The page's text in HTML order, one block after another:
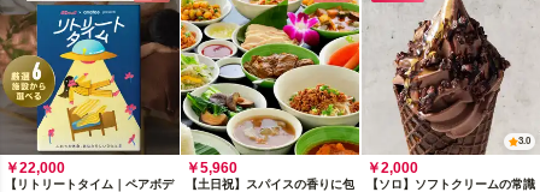
￥22,000
【リトリートタイム｜ペアボデ
￥5,960
【土日祝】スパイスの香りに包
3.0
￥2,000
【ソロ】ソフトクリームの常識